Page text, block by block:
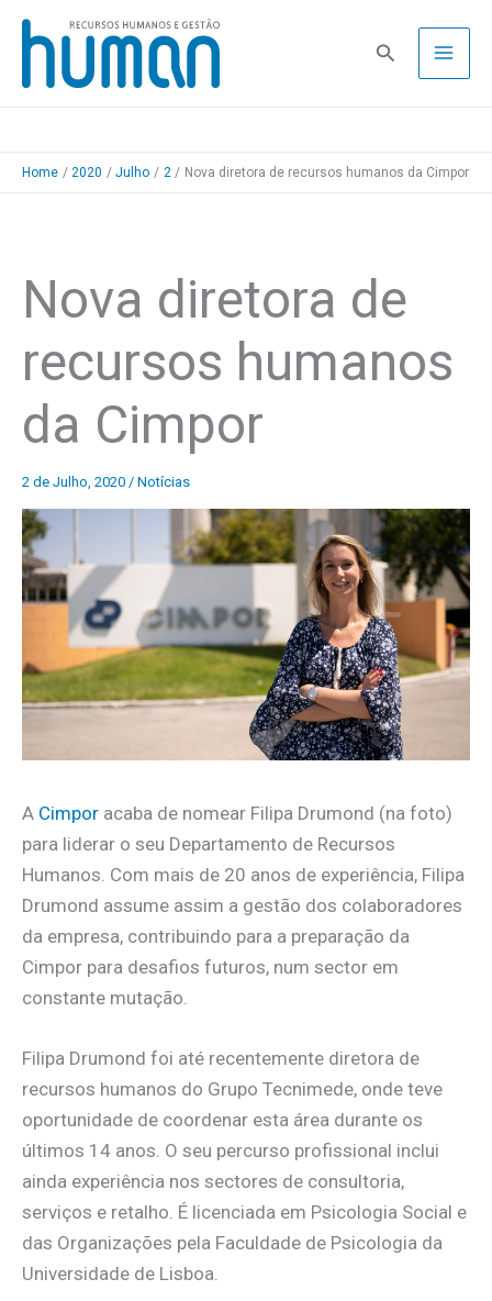
Skip
content
Pesquisa
Home 2020 Julho 2 Nova diretora de recursos humanos da Cimpor
Nova diretora de
recursos humanos
da Cimpor
2 de Julho, 2020 / Notícias
A Cimpor acaba de nomear Filipa Drumond (na foto)
para liderar o seu Departamento de Recursos
Humanos. Com mais de 20 anos de experiência, Filipa
Drumond assume assim a gestão dos colaboradores
da empresa, contribuindo para a preparação da
Cimpor para desafios futuros, num sector em
constante mutação.
Filipa Drumond foi até recentemente diretora de
recursos humanos do Grupo Tecnimede, onde teve
oportunidade de coordenar esta área durante os
últimos 14 anos. O seu percurso profissional inclui
ainda experiência nos sectores de consultoria,
serviços e retalho. É licenciada em Psicologia Social e
das Organizações pela Faculdade de Psicologia da
Universidade de Lisboa.